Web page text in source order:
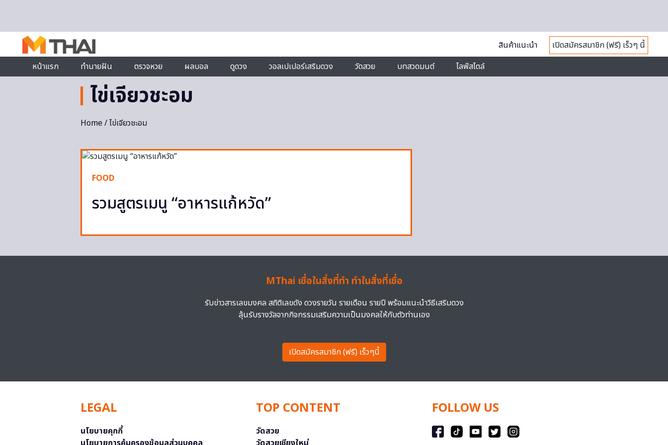
สินค้าแนะนำ
เปิดสมัครสมาชิก (ฟรี) เร็วๆ นี้
หน้าแรก
ทำนายฝัน ตรวจหวย ผลบอล ดูดวง วอลเปเปอร์เสริมดวง วัดสวย บทสวดมนต์ ไลฟ์สไตล์
ไข่เจียวชะอม
Home/ ไข่เจียวชะอม
FOOD
รวมสูตรเมนู “อาหารแก้หวัด”
MThai เชื่อในสิ่งที่ทำ ทำในสิ่งที่เชื่อ
รับข่าวสารเลขมงคล สถิติเลขดัง ดวงรายวัน รายเดือน รายปี พร้อมแนะนำวิธีเสริมดวง
ลุ้นรับรางวัลจากกิจกรรมเสริมความเป็นมงคลให้กับตัวท่านเอง
เปิดสมัครสมาชิก (ฟรี) เร็วๆนี้
LEGAL
นโยบายคุกกี้
TOP CONTENT
วัดสวย
FOLLOW US